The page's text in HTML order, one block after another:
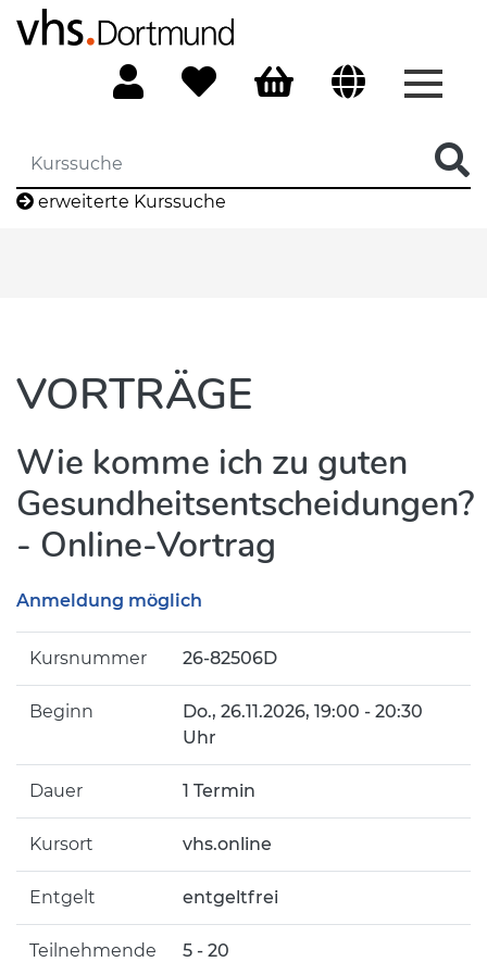
erweiterte Kurssuche
VORTRÄGE
Wie komme ich zu guten
Gesundheitsentscheidungen?
- Online-Vortrag
Anmeldung möglich
Kursnummer 26-82506D
Beginn Do., 26.11.2026, 19:00 - 20:30
Uhr
Dauer 1 Termin
Kursort vhs.online
Entgelt entgeltfrei
Teilnehmende 5 - 20